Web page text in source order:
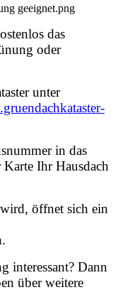
geeignet.png
das
oder
unter
in das
Ihr Hausdach
öffnet sich ein
interessant? Dann
über weitere